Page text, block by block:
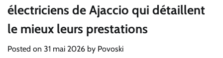
électriciens de Ajaccio qui détaillent
le mieux leurs prestations
Posted on 31 mai 2026 by Povoski